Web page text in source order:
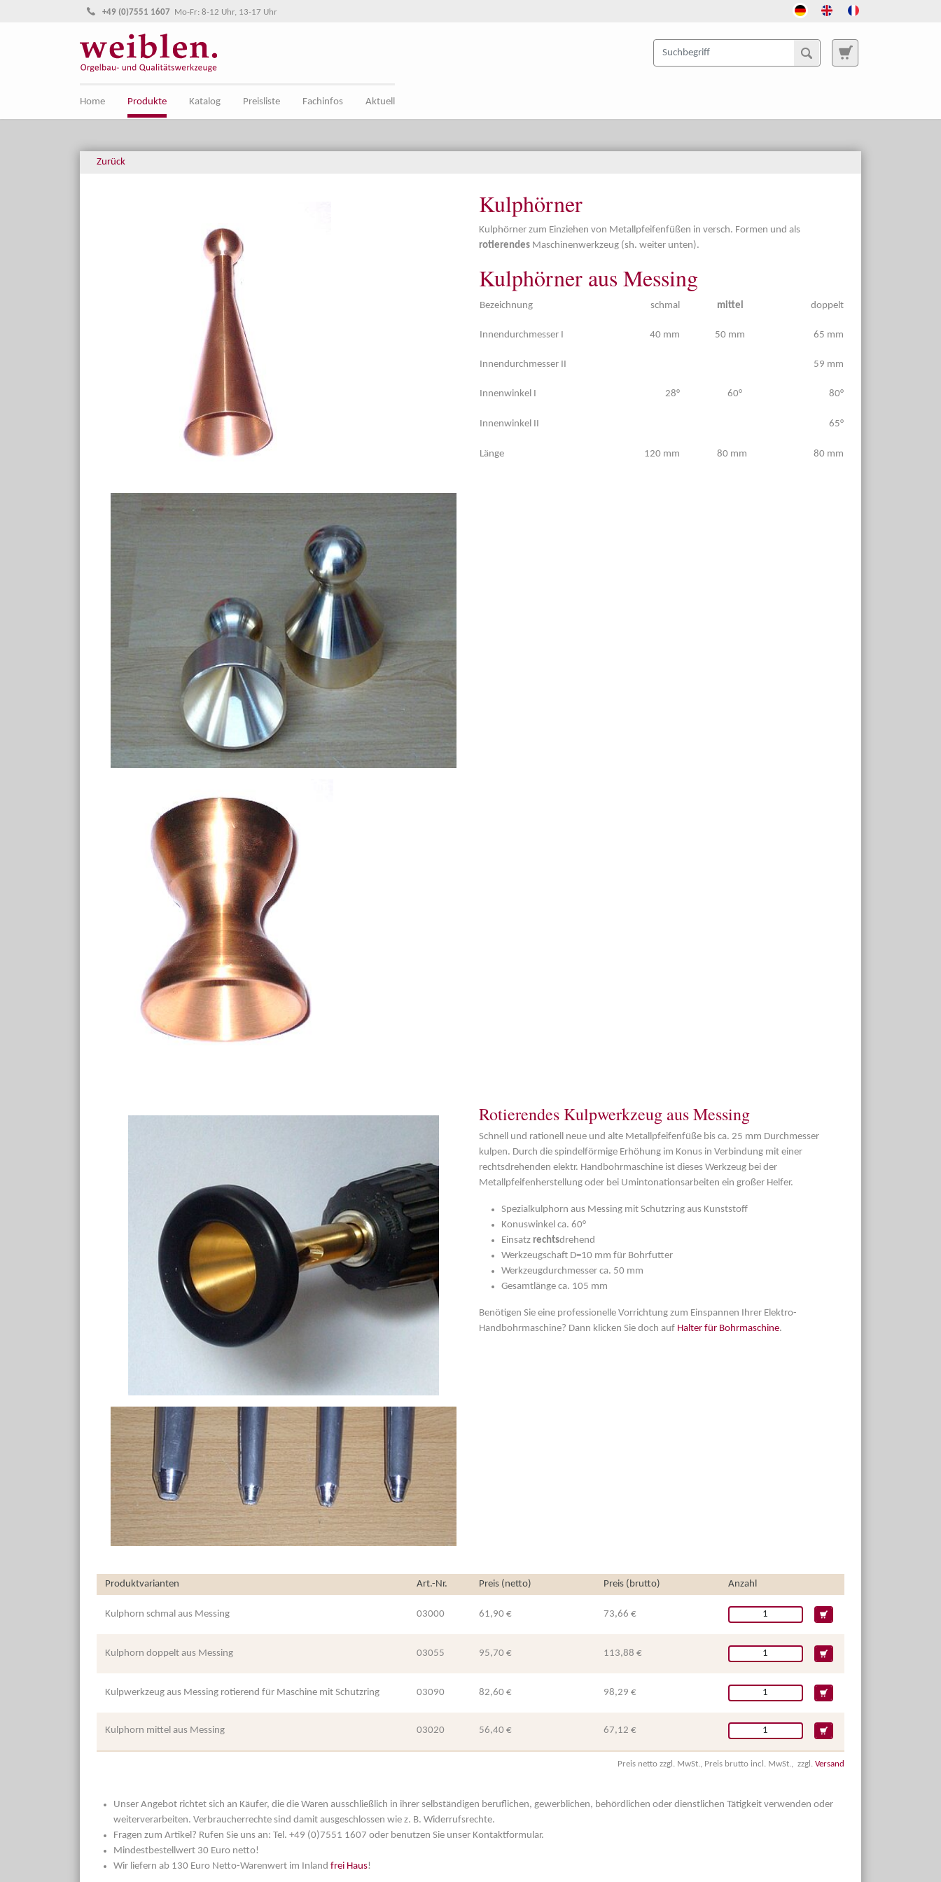
Direkt zur Hauptnavigation springen
Direkt zum Inhalt springen
+49 (0)7551 1607 Mo-Fr: 8-12 Uhr, 13-17 Uhr
Home Produkte Katalog Preisliste Fachinfos Aktuell
Zurück
Kulphörner
Kulphörner zum Einziehen von Metallpfeifenfüßen in versch. Formen und als
rotierendes Maschinenwerkzeug (sh. weiter unten).
Kulphörner aus Messing
Bezeichnung schmal mittel doppelt
Innendurchmesser I 40 mm 50 mm 65 mm
Innendurchmesser II 59 mm
Innenwinkel I 28° 60° 80°
Innenwinkel II 65°
Länge 120 mm 80 mm 80 mm
Rotierendes Kulpwerkzeug aus Messing
Schnell und rationell neue und alte Metallpfeifenfüße bis ca. 25 mm Durchmesser
kulpen. Durch die spindelförmige Erhöhung im Konus in Verbindung mit einer
rechtsdrehenden elektr. Handbohrmaschine ist dieses Werkzeug bei der
Metallpfeifenherstellung oder bei Umintonationsarbeiten ein großer Helfer.
Spezialkulphorn aus Messing mit Schutzring aus Kunststoff
Konuswinkel ca. 60°
Einsatz rechtsdrehend
Werkzeugschaft D=10 mm für Bohrfutter
Werkzeugdurchmesser ca. 50 mm
Gesamtlänge ca. 105 mm
Benötigen Sie eine professionelle Vorrichtung zum Einspannen Ihrer Elektro-
Handbohrmaschine? Dann klicken Sie doch auf Halter für Bohrmaschine.
Produktvarianten Art.-Nr. Preis (netto) Preis (brutto) Anzahl
Kulphorn schmal aus Messing 03000 61,90 € 73,66 €
Kulphorn doppelt aus Messing 03055 95,70 € 113,88 €
Kulpwerkzeug aus Messing rotierend für Maschine mit Schutzring 03090 82,60 € 98,29 €
Kulphorn mittel aus Messing 03020 56,40 € 67,12 €
Preis netto zzgl. MwSt., Preis brutto incl. MwSt., zzgl. Versand
Unser Angebot richtet sich an Käufer, die die Waren ausschließlich in ihrer selbständigen beruflichen, gewerblichen, behördlichen oder dienstlichen Tätigkeit verwenden oder
weiterverarbeiten. Verbraucherrechte sind damit ausgeschlossen wie z. B. Widerrufsrechte.
Fragen zum Artikel? Rufen Sie uns an: Tel. +49 (0)7551 1607 oder benutzen Sie unser Kontaktformular.
Mindestbestellwert 30 Euro netto!
Wir liefern ab 130 Euro Netto-Warenwert im Inland frei Haus!